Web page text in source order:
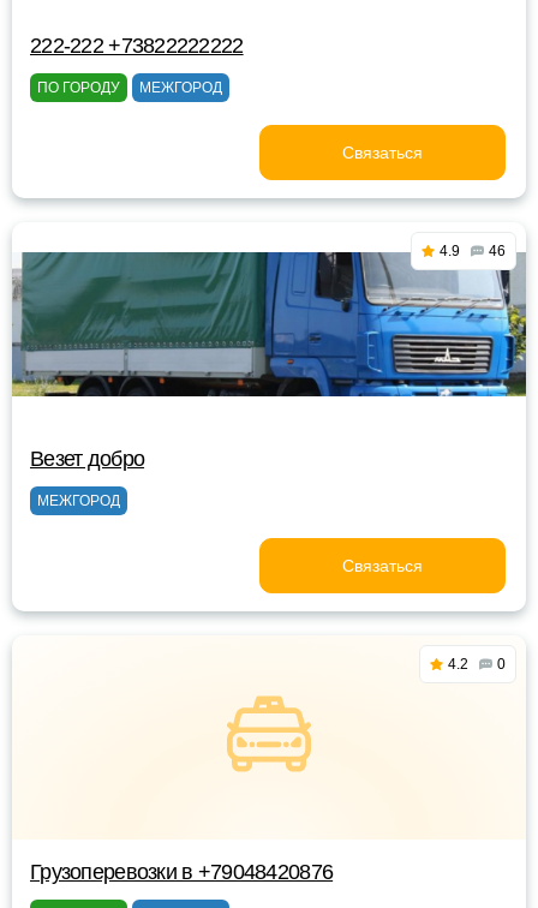
222-222 +73822222222
ПО ГОРОДУ МЕЖГОРОД
Связаться
4.9 46
Везет добро
МЕЖГОРОД
Связаться
4.2 0
Грузоперевозки в +79048420876